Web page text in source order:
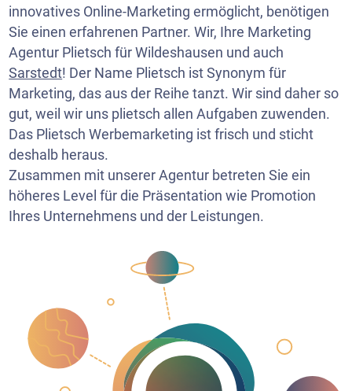
innovatives Online-Marketing ermöglicht, benötigen
Sie einen erfahrenen Partner. Wir, Ihre Marketing
Agentur Plietsch für Wildeshausen und auch
Sarstedt! Der Name Plietsch ist Synonym für
Marketing, das aus der Reihe tanzt. Wir sind daher so
gut, weil wir uns plietsch allen Aufgaben zuwenden.
Das Plietsch Werbemarketing ist frisch und sticht
deshalb heraus.
Zusammen mit unserer Agentur betreten Sie ein
höheres Level für die Präsentation wie Promotion
Ihres Unternehmens und der Leistungen.